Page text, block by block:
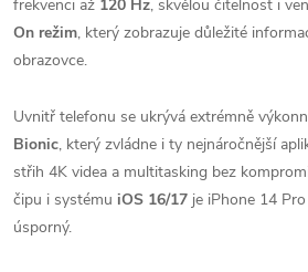
frekvenci až 120 Hz, skvělou čitelnost i
On režim, který zobrazuje důležité
obrazovce.
Uvnitř telefonu se ukrývá extrémně
Bionic, který zvládne i ty nejnáročnější
střih 4K videa a multitasking bez
čipu i systému iOS 16/17 je iPhone 14
úsporný.